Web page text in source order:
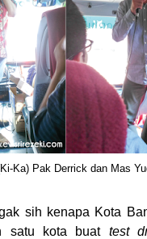
Ka) Pak Derrick dan Mas
sih kenapa Kota
satu kota buat test